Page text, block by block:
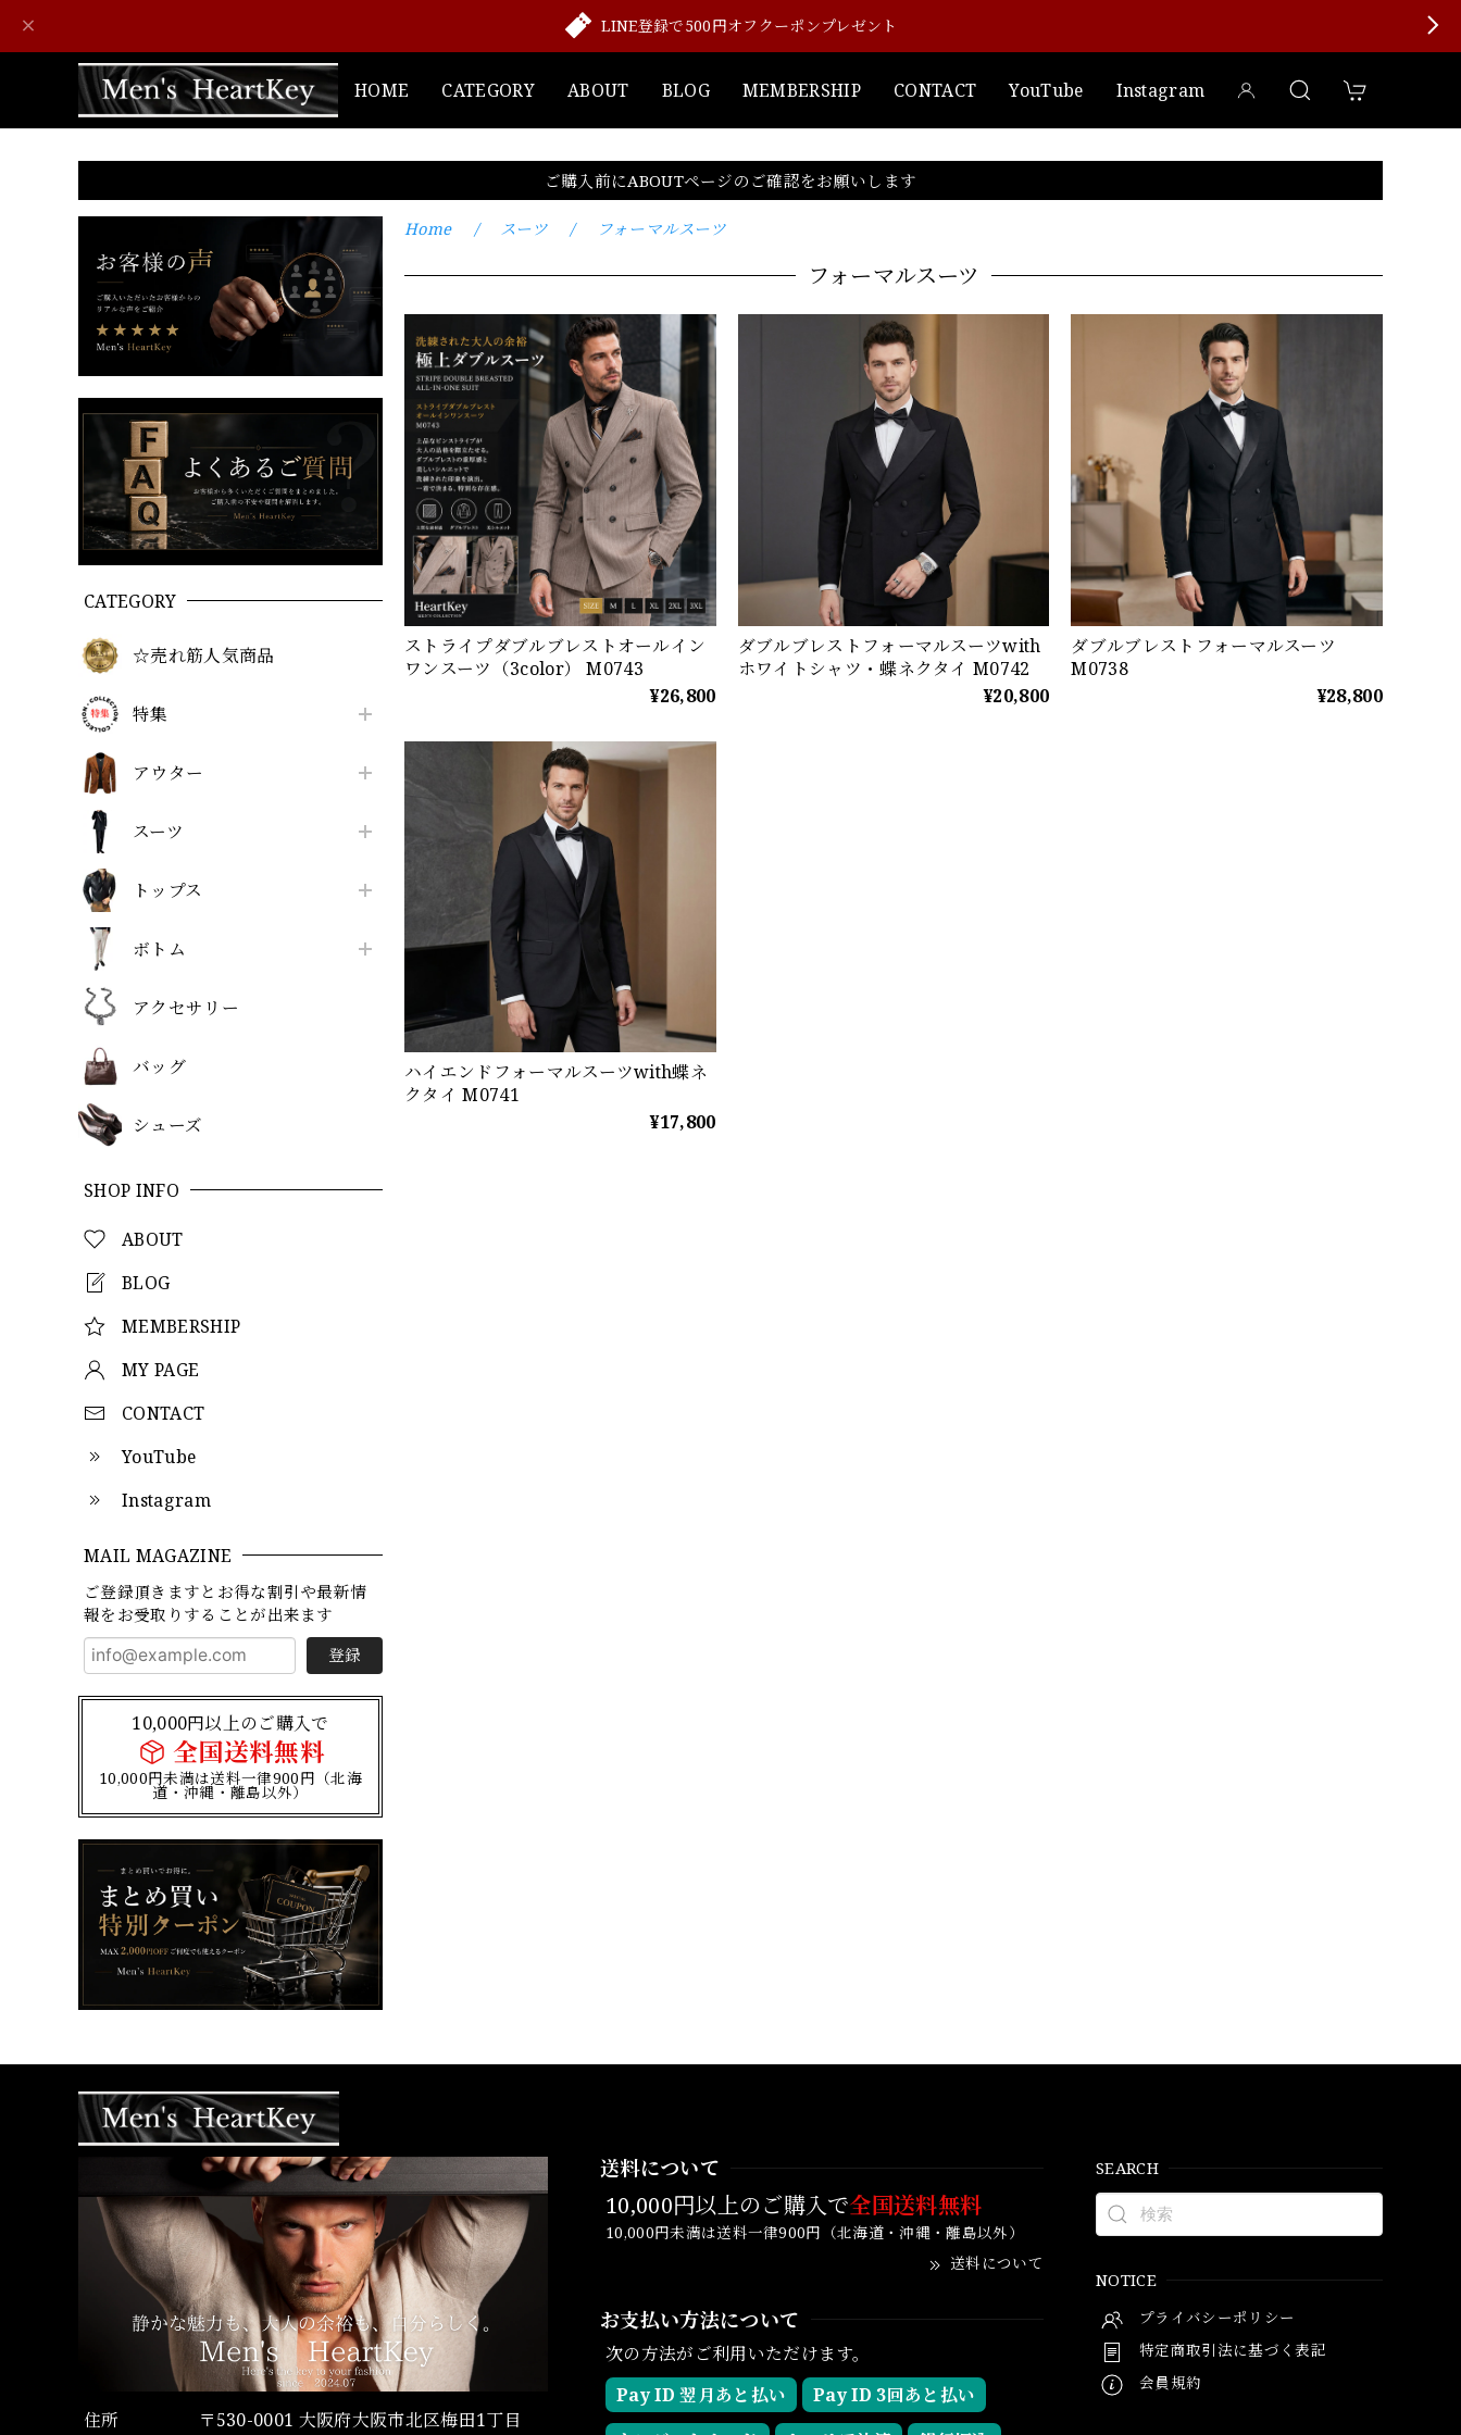
LINE登録で500円オフクーポンプレゼント
HOME CATEGORY ABOUT BLOG MEMBERSHIP CONTACT YouTube Instagram
ご購入前にABOUTページのご確認をお願いします
CATEGORY
☆売れ筋人気商品
特集
アウター
スーツ
トップス
ボトム
アクセサリー
バッグ
シューズ
SHOP INFO
ABOUT
BLOG
MEMBERSHIP
MY PAGE
CONTACT
YouTube
Instagram
MAIL MAGAZINE
ご登録頂きますとお得な割引や最新情
報をお受取りすることが出来ます
登録
10,000円以上のご購入で
全国送料無料
10,000円未満は送料一律900円（北海
道・沖縄・離島以外）
Home スーツ フォーマルスーツ
フォーマルスーツ
ストライプダブルブレストオールイン
ワンスーツ（3color） M0743
¥26,800
ダブルブレストフォーマルスーツwith
ホワイトシャツ・蝶ネクタイ M0742
¥20,800
ダブルブレストフォーマルスーツ
M0738
¥28,800
ハイエンドフォーマルスーツwith蝶ネ
クタイ M0741
¥17,800
住所
〒530-0001 大阪府大阪市北区梅田1丁目
送料について
10,000円以上のご購入で全国送料無料
10,000円未満は送料一律900円（北海道・沖縄・離島以外）
送料について
お支払い方法について
次の方法がご利用いただけます。
Pay ID 翌月あと払い
Pay ID 3回あと払い
SEARCH
NOTICE
プライバシーポリシー
特定商取引法に基づく表記
会員規約